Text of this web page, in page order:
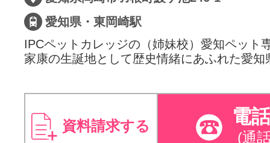
愛知県・東岡崎駅
IPCペットカレッジの（姉妹校）愛知ペット
家康の生誕地として歴史情緒にあふれた愛
資料請求する 電
(通